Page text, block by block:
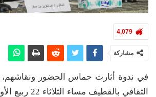
4,079
مشاركة
في ندوة أثارت حماس الحضور ونقاشهم،